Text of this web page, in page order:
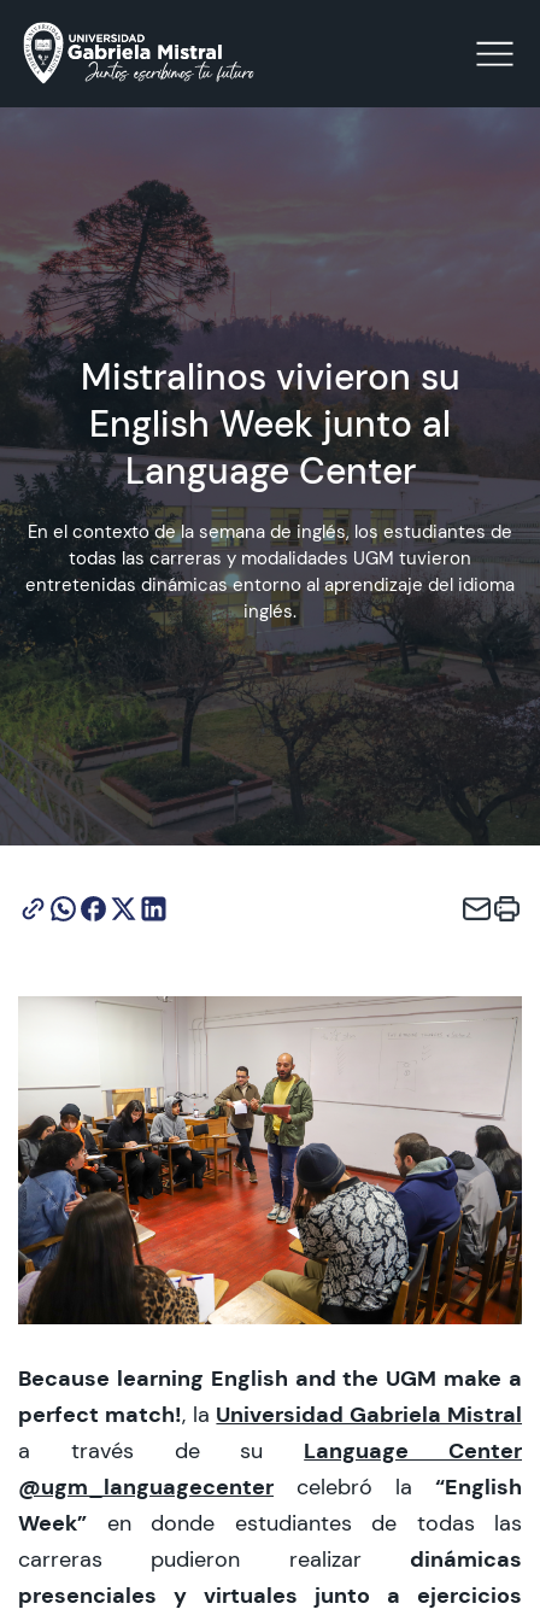
La Universidad
Facultades y Escuelas
Vinculación con el Medio
Investigación
Acreditación
Admisión
Dirección de Desarrollo Estudiantil
Becas y Beneficios
Estudiantes
Alumni
Language Center
CIEO
Contacto y Horarios
modo claro
Mistralinos vivieron su
English Week junto al
Language Center
En el contexto de la semana de inglés, los estudiantes de
todas las carreras y modalidades UGM tuvieron
entretenidas dinámicas entorno al aprendizaje del idioma
inglés.
Because learning English and the UGM make a
perfect match!, la Universidad Gabriela Mistral
a través de su Language Center
@ugm_languagecenter celebró la “English
Week” en donde estudiantes de todas las
carreras pudieron realizar dinámicas
presenciales y virtuales junto a ejercicios